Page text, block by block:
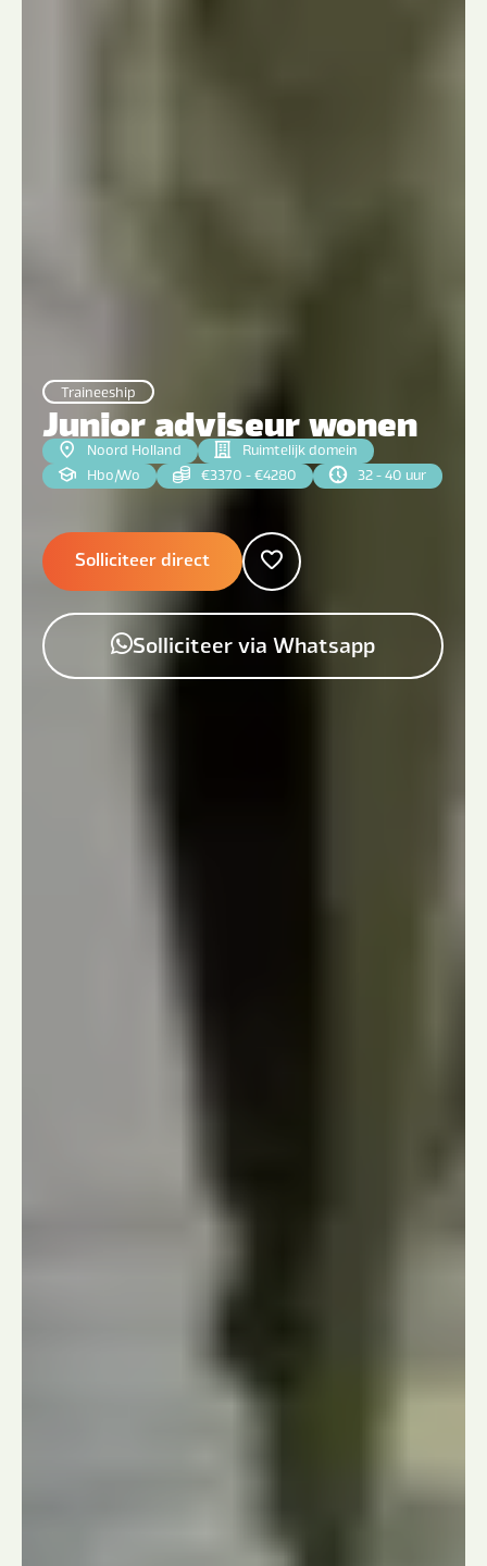
Traineeship
Junior adviseur wonen
Noord Holland
Ruimtelijk domein
Hbo|Wo €3370 - €4280 32 - 40 uur
Solliciteer direct
Solliciteer via Whatsapp